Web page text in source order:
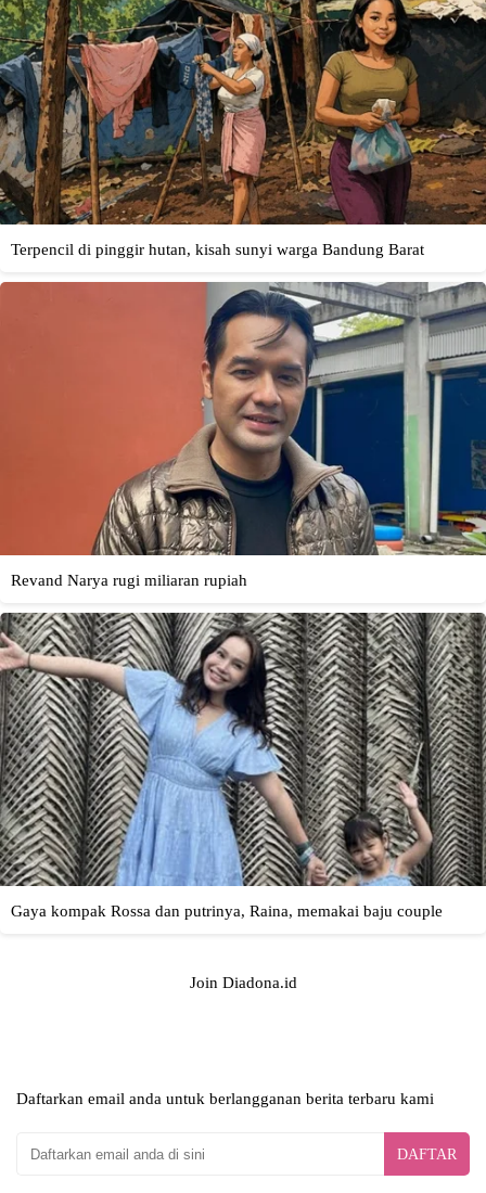
Join Diadona.id
Daftarkan email anda untuk berlangganan berita terbaru kami
DAFTAR